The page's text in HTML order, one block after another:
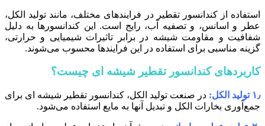
استفاده از کندانسور تقطیر در فرایندهای مختلف، مانند تولید الکل،
عطر و اسانس، و تصفیه آب، رایج است. این کندانسورها به دلیل
شفافیت و مقاومت شیشه در برابر تاثیرات شیمیایی و حرارتی،
گزینه مناسبی برای استفاده در این فرایندها محسوب می‌شوند.
کاربردهای کندانسور تقطیر شیشه ای چیست؟
۱٫ تولید الکل:
در صنعت تولید الکل، کندانسور تقطیر شیشه‌ ای برای
جمع‌آوری بخارات الکل و تبدیل آنها به مایع استفاده می‌شود.